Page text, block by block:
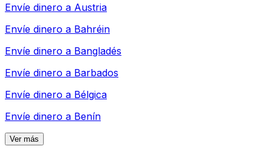
Envíe dinero a Austria
Envíe dinero a Bahréin
Envíe dinero a Bangladés
Envíe dinero a Barbados
Envíe dinero a Bélgica
Envíe dinero a Benín
Ver más